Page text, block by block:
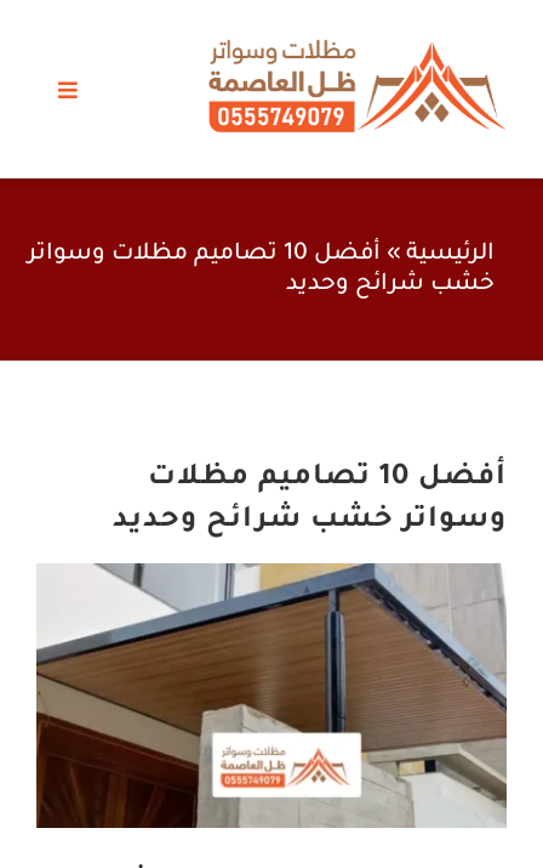
content
Toggle
مظلات الرياض
سواتر
اعمال حدادة
أعمالنا
اتصل بنا
الرئيسية »
أفضل 10 تصاميم مظلات وسواتر
خشب شرائح وحديد
أفضل 10 تصاميم مظلات
وسواتر خشب شرائح وحديد